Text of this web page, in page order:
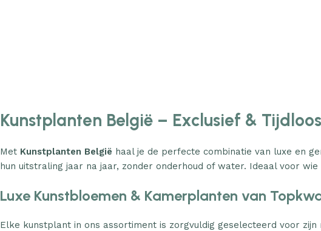
Kunstplanten België – Exclusief &
Met Kunstplanten België haal je de perfecte combinatie van luxe en
hun uitstraling jaar na jaar, zonder onderhoud of water. Ideaal voor
Luxe Kunstbloemen & Kamerplanten van
Elke kunstplant in ons assortiment is zorgvuldig geselecteerd voor